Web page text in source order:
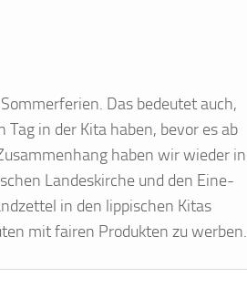
Das bedeutet auch,
in der Kita haben, bevor es ab
haben wir wieder in
Landeskirche und den Eine-
in den lippischen Kitas
mit fairen Produkten zu werben.